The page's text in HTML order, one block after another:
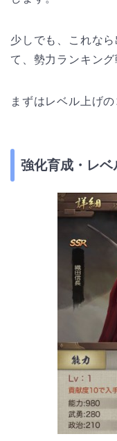
少しでも、これな
て、勢力ランキン
まずはレベル上げ
強化育成・レ